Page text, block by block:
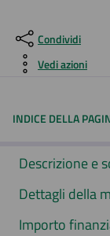
Condividi
Vedi azioni
INDICE DELLA
Descrizione e
Dettagli della
Importo